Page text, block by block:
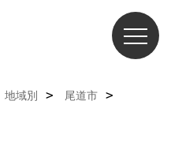
地域別
尾道市